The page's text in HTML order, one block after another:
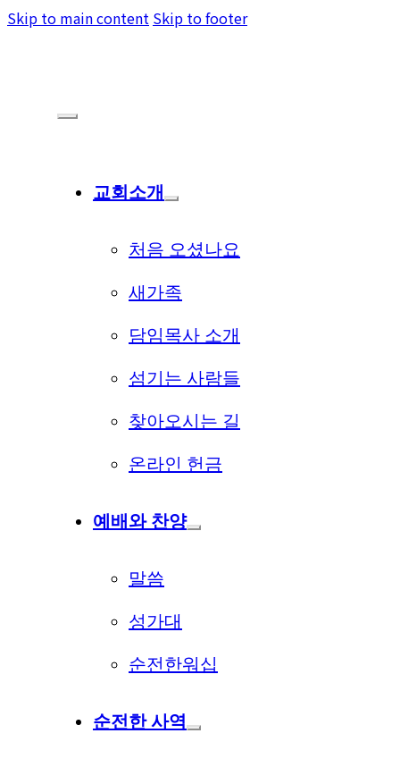
Skip to main content Skip to footer
교회소개
처음 오셨나요
새가족
담임목사 소개
섬기는 사람들
찾아오시는 길
온라인 헌금
예배와 찬양
말씀
성가대
순전한워십
순전한 사역